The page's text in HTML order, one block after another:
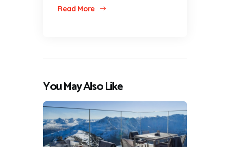
Read More
You May Also Like